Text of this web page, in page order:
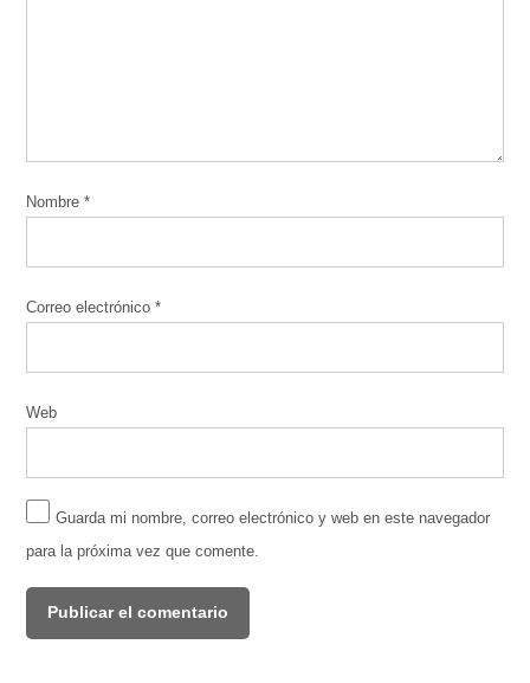
Nombre*
Correo electrónico*
Web
Guarda mi nombre, correo electrónico y web en este navegador
para la próxima vez que comente.